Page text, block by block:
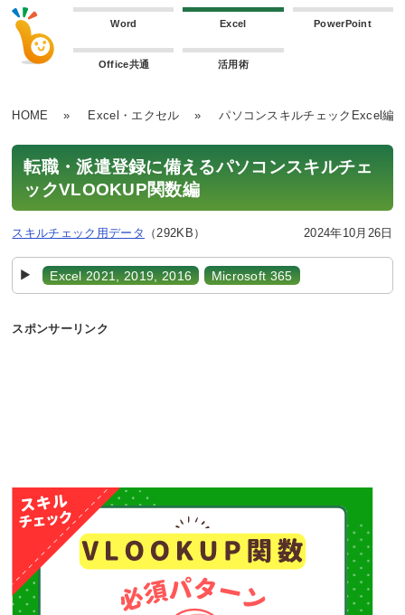
Word Excel PowerPoint
Office共通 活用術
HOME » Excel・エクセル » パソコンスキルチェックExcel編
転職・派遣登録に備えるパソコンスキルチェ
ックVLOOKUP関数編
スキルチェック用データ （292KB） 2024年10月26日
Excel 2021, 2019, 2016 Microsoft 365
スポンサーリンク